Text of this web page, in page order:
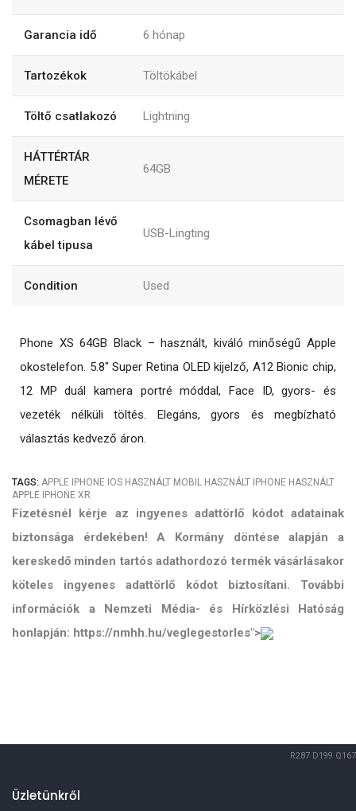
Garancia idő 6 hónap
Tartozékok Töltökábel
Töltő csatlakozó Lightning
HÁTTÉRTÁR
MÉRETE
64GB
Csomagban lévő
kábel tipusa
USB-Lingting
Condition Used
Phone XS 64GB Black – használt, kiváló minőségű Apple
okostelefon. 5.8" Super Retina OLED kijelző, A12 Bionic chip,
12 MP duál kamera portré móddal, Face ID, gyors- és
vezeték nélküli töltés. Elegáns, gyors és megbízható
választás kedvező áron.
TAGS: APPLE IPHONE IOS HASZNÁLT MOBIL HASZNÁLT IPHONE HASZNÁLT
APPLE IPHONE XR
Fizetésnél kérje az ingyenes adattörlő kódot adatainak
biztonsága érdekében! A Kormány döntése alapján a
kereskedő minden tartós adathordozó termék vásárlásakor
köteles ingyenes adattörlő kódot biztosítani. További
információk a Nemzeti Média- és Hírközlési Hatóság
honlapján: https://nmhh.hu/veglegestorles">
R287 D199 Q167
Üzletünkről